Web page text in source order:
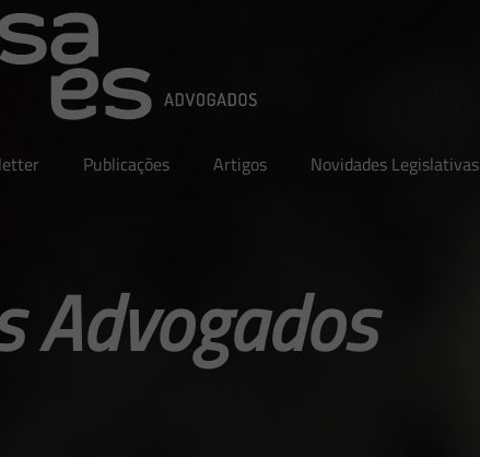
Publicações Artigos Novidades Legislativas
Advogados